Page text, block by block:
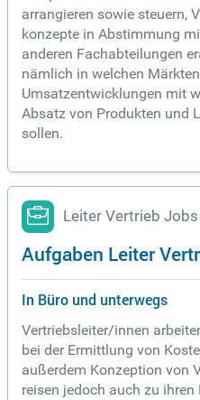
arrangieren sowie steuern,
konzepte in Abstimmung
anderen Fachabteilungen
nämlich in welchen
Umsatzentwicklungen mit
Absatz von Produkten und
sollen.
Leiter Vertrieb
Aufgaben Leiter
In Büro und unterwegs
Vertriebsleiter/innen
bei der Ermittlung von
außerdem Konzeption von
reisen jedoch auch zu